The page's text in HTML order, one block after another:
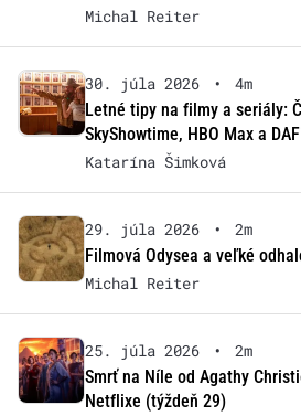
Michal Reiter
30. júla 2026 •
4m
Letné tipy na filmy a seriály:
SkyShowtime, HBO Max a
Katarína Šimková
29. júla 2026 •
2m
Filmová Odysea a veľké
Michal Reiter
25. júla 2026 •
2m
Smrť na Níle od Agathy
Netflixe (týždeň 29)